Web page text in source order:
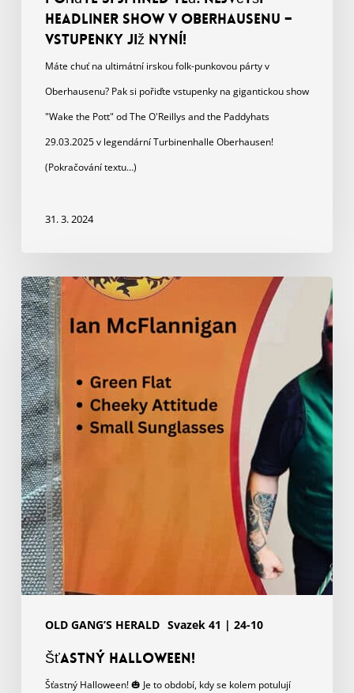
headliner show v Oberhausenu –
vstupenky již nyní!
Máte chuť na ultimátní irskou folk-punkovou párty v
Oberhausenu? Pak si pořiďte vstupenky na gigantickou show
"Wake the Pott" od The O'Reillys and the Paddyhats
29.03.2025 v legendární Turbinenhalle Oberhausen!
(Pokračování textu…)
31. 3. 2024
OLD GANG’S HERALD Svazek 41 | 24-10
Šťastný
Halloween!
Šťastný Halloween!
Šťastný Halloween! 🎃 Je to období, kdy se kolem potulují